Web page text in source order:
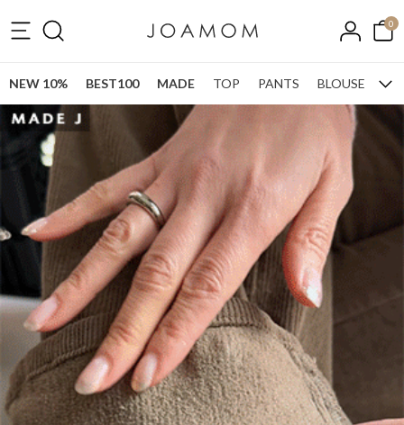
0
NEW 10% BEST100 MADE TOP PANTS BLOUSE